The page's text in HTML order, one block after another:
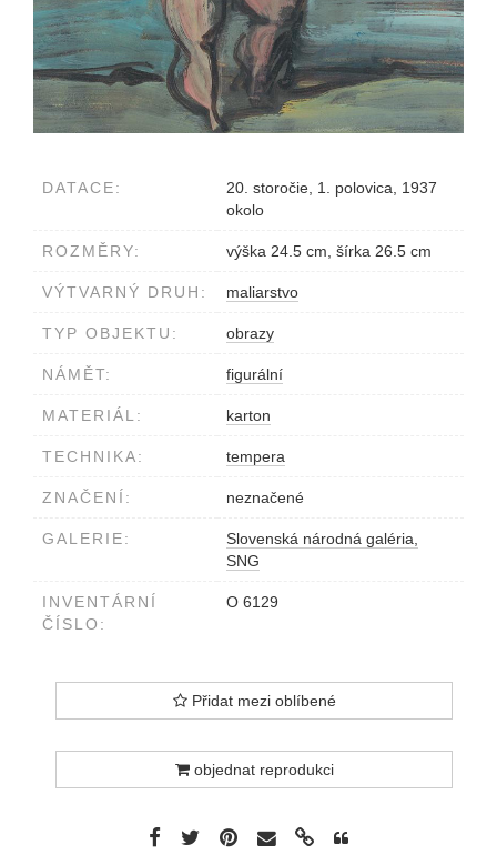
DATACE:
20. storočie, 1. polovica, 1937
okolo
ROZMĚRY: výška 24.5 cm, šírka 26.5 cm
VÝTVARNÝ DRUH: maliarstvo
TYP OBJEKTU: obrazy
NÁMĚT: figurální
MATERIÁL: karton
TECHNIKA: tempera
ZNAČENÍ: neznačené
GALERIE:
Slovenská národná galéria,
SNG
INVENTÁRNÍ
ČÍSLO:
O 6129
Přidat mezi oblíbené
objednat reprodukci